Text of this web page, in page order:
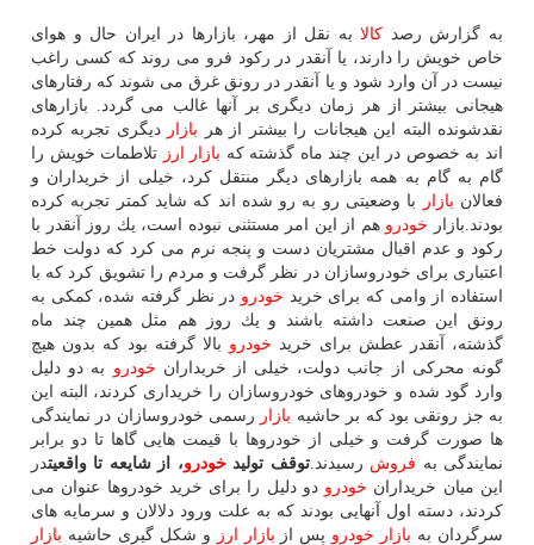
به گزارش رصد كالابه نقل از مهر، بازارها در ایران حال و هوای
خاص خویش را دارند، یا آنقدر در ركود فرو می روند كه كسی راغب
نیست در آن وارد شود و یا آنقدر در رونق غرق می شوند كه رفتارهای
هیجانی بیشتر از هر زمان دیگری بر آنها غالب می گردد. بازارهای
نقدشونده البته این هیجانات را بیشتر از هر بازار دیگری تجربه كرده
اند به خصوص در این چند ماه گذشته كه بازار ارز تلاطمات خویش را
گام به گام به همه بازارهای دیگر منتقل كرد، خیلی از خریداران و
فعالان بازار
با وضعیتی رو به رو شده اند كه شاید كمتر تجربه كرده
بودند.بازار خودرو هم از این امر مستثنی نبوده است، یك روز آنقدر با
ركود و عدم اقبال مشتریان دست و پنجه نرم می كرد كه دولت خط
اعتباری برای خودروسازان در نظر گرفت و مردم را تشویق كرد كه با
استفاده از وامی كه برای خرید خودرو در نظر گرفته شده، كمكی به
رونق این صنعت داشته باشند و یك روز هم مثل همین چند ماه
گذشته، آنقدر عطش برای خرید خودرو بالا گرفته بود كه بدون هیچ
گونه محركی از جانب دولت، خیلی از خریداران خودرو به دو دلیل
وارد گود شده و خودروهای خودروسازان را خریداری كردند، البته این
به جز رونقی بود كه بر حاشیه بازار رسمی خودروسازان در نمایندگی
ها صورت گرفت و خیلی از خودروها با قیمت هایی گاها تا دو برابر
نمایندگی به فروش رسیدند.توقف تولیدخودرو، از شایعه تا واقعیتدر
این میان خریداران خودرو دو دلیل را برای خرید خودروها عنوان می
كردند، دسته اول آنهایی بودند كه به علت ورود دلالان و سرمایه های
سرگردان به بازار خودرو پس از بازار ارز و شكل گیری حاشیه بازار